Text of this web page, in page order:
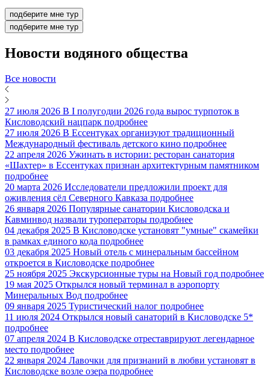
подберите мне тур
подберите мне тур
Новости водяного общества
Все новости
27 июля 2026 В I полугодии 2026 года вырос турпоток в
Кисловодский нацпарк подробнее
27 июля 2026 В Ессентуках организуют традиционный
Международный фестиваль детского кино подробнее
22 апреля 2026 Ужинать в истории: ресторан санатория
«Шахтер» в Ессентуках признан архитектурным памятником
подробнее
20 марта 2026 Исследователи предложили проект для
оживления сёл Северного Кавказа подробнее
26 января 2026 Популярные санатории Кисловодска и
Кавминвод назвали туроператоры подробнее
04 декабря 2025 В Кисловодске установят "умные" скамейки
в рамках единого кода подробнее
03 декабря 2025 Новый отель с минеральным бассейном
откроется в Кисловодске подробнее
25 ноября 2025 Экскурсионные туры на Новый год подробнее
19 мая 2025 Открылся новый терминал в аэропорту
Минеральных Вод подробнее
09 января 2025 Туристический налог подробнее
11 июля 2024 Открылся новый санаторий в Кисловодске 5*
подробнее
07 апреля 2024 В Кисловодске отреставрируют легендарное
место подробнее
22 января 2024 Лавочки для признаний в любви установят в
Кисловодске возле озера подробнее